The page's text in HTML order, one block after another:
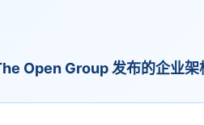
Open Group 发布的企业架